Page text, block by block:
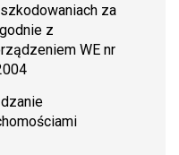
za
z
WE nr